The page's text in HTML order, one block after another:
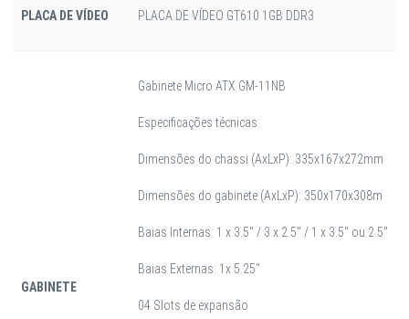
PLACA DE VÍDEO PLACA DE VÍDEO GT610 1GB DDR3
GABINETE
Gabinete Micro ATX GM-11NB
Especificações técnicas:
Dimensões do chassi (AxLxP): 335x167x272mm
Dimensões do gabinete (AxLxP): 350x170x308m
Baias Internas: 1 x 3.5" / 3 x 2.5" / 1 x 3.5" ou 2.5"
Baias Externas: 1x 5.25"
04 Slots de expansão